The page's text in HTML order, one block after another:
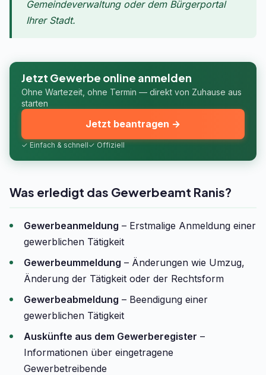
Gemeindeverwaltung oder dem Bürgerportal
Ihrer Stadt.
Jetzt Gewerbe online anmelden
Ohne Wartezeit, ohne Termin — direkt von Zuhause aus
starten
✓ Einfach & schnell✓ Offiziell
Jetzt beantragen →
Was erledigt das Gewerbeamt Ranis?
Gewerbeanmeldung – Erstmalige Anmeldung einer
gewerblichen Tätigkeit
Gewerbeummeldung – Änderungen wie Umzug,
Änderung der Tätigkeit oder der Rechtsform
Gewerbeabmeldung – Beendigung einer
gewerblichen Tätigkeit
Auskünfte aus dem Gewerberegister –
Informationen über eingetragene
Gewerbetreibende